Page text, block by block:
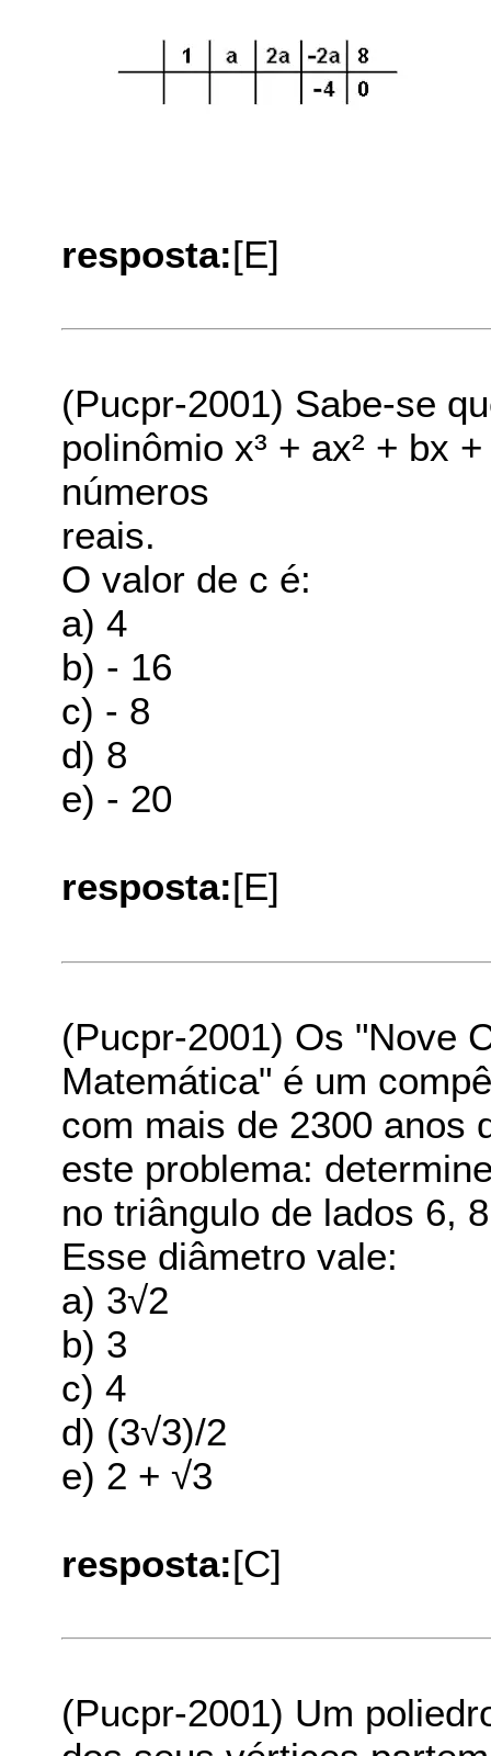
resposta:[E]
(Pucpr-2001) Sabe-se
polinômio x³ + ax² + bx
números
reais.
O valor de c é:
a) 4
b) - 16
c) - 8
d) 8
e) - 20
resposta:[E]
(Pucpr-2001) Os "Nove
Matemática" é um
com mais de 2300 anos
este problema:
no triângulo de lados 6,
Esse diâmetro vale:
a) 3√2
b) 3
c) 4
d) (3√3)/2
e) 2 + √3
resposta:[C]
(Pucpr-2001) Um